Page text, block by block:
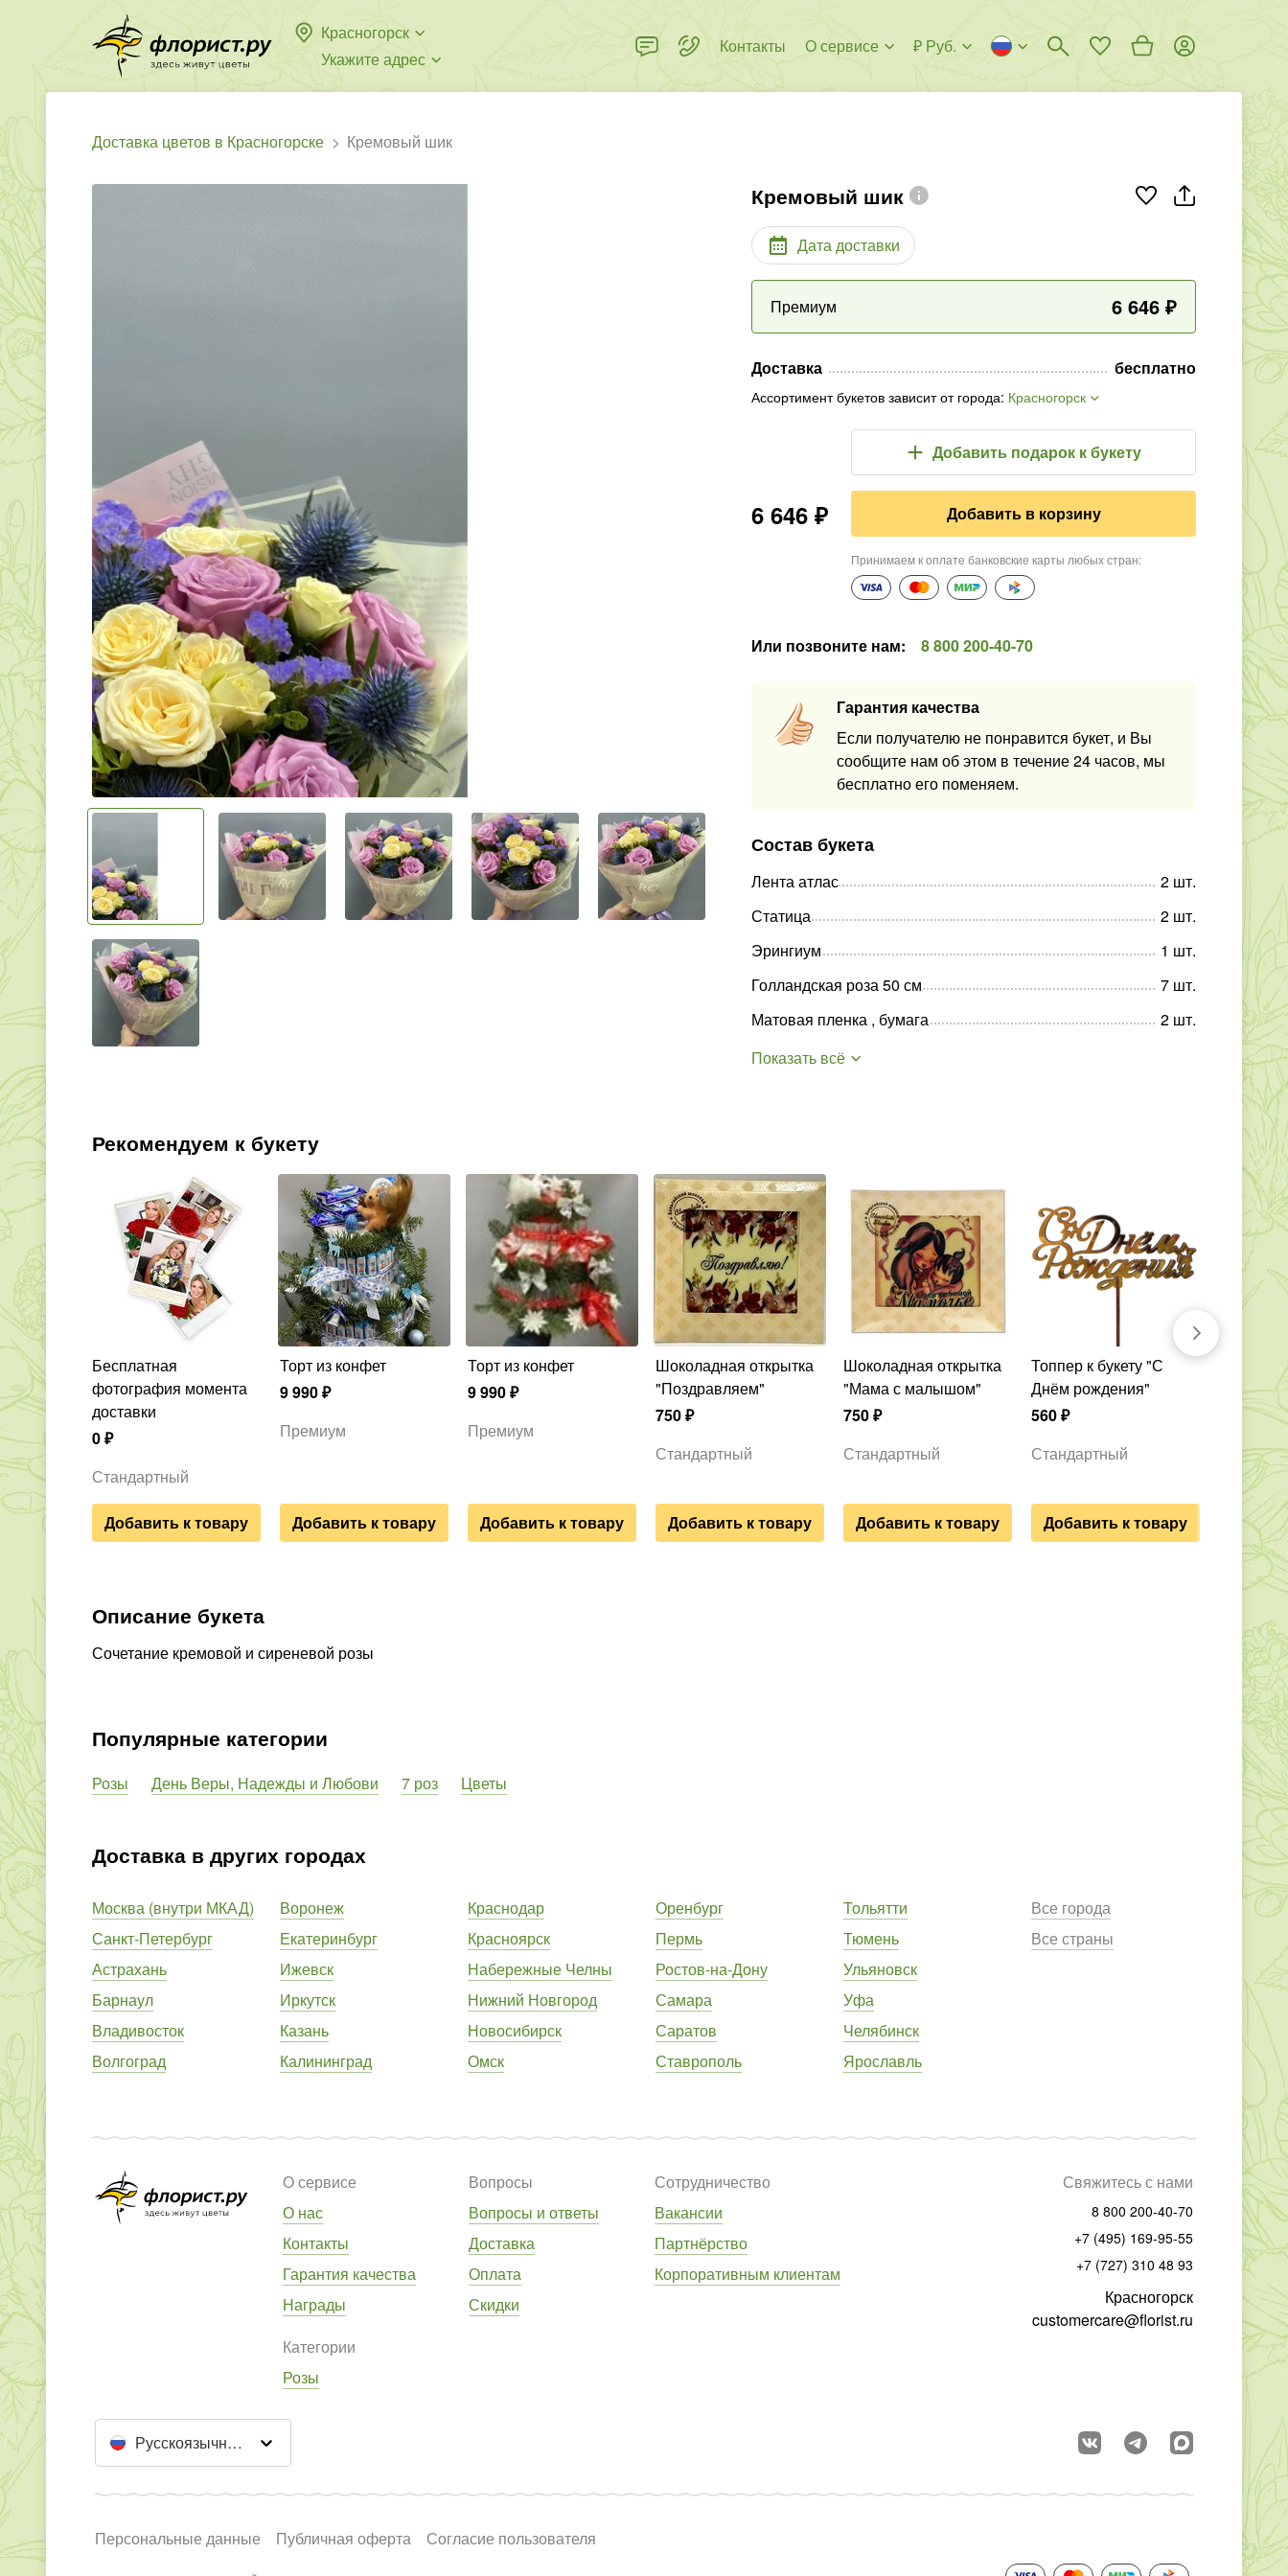
Красногорск
Укажите адрес
Контакты О сервисе ₽ Руб.
Доставка цветов в Красногорске Кремовый шик
Кремовый шик
Дата доставки
Премиум 6 646 ₽
Доставка бесплатно
Ассортимент букетов зависит от города: Красногорск
6 646 ₽
Добавить подарок к букету
Добавить в корзину
Принимаем к оплате банковские карты любых стран:
Или позвоните нам: 8 800 200-40-70
Гарантия качества
Если получателю не понравится букет, и Вы
сообщите нам об этом в течение 24 часов, мы
бесплатно его поменяем.
Состав букета
Лента атлас 2 шт.
Статица
2 шт.
Эрингиум
1 шт.
Голландская роза 50 см
7 шт.
Матовая пленка , бумага
2 шт.
Показать всё
Рекомендуем к букету
Бесплатная
фотография момента
доставки
0₽
Стандартный
Добавить к товару
Торт из конфет
9 990₽
Премиум
Добавить к товару
Торт из конфет
9 990₽
Премиум
Добавить к товару
Шоколадная открытка
"Поздравляем"
750₽
Стандартный
Добавить к товару
Шоколадная открытка
"Мама с малышом"
750₽
Стандартный
Добавить к товару
Топпер к букету "С
Днём рождения"
560₽
Стандартный
Добавить к товару
5 990₽
Описание букета
Сочетание кремовой и сиреневой розы
Популярные категории
Розы День Веры, Надежды и Любови 7 роз Цветы
Доставка в других городах
Москва (внутри МКАД)
Санкт-Петербург
Астрахань
Барнаул
Владивосток
Волгоград
Воронеж
Екатеринбург
Ижевск
Иркутск
Казань
Калининград
Краснодар
Красноярск
Набережные Челны
Нижний Новгород
Новосибирск
Омск
Оренбург
Пермь
Ростов-на-Дону
Самара
Саратов
Ставрополь
Тольятти
Тюмень
Ульяновск
Уфа
Челябинск
Ярославль
Все города
Все страны
О сервисе
О нас
Контакты
Гарантия качества
Награды
Вопросы
Вопросы и ответы
Доставка
Оплата
Скидки
Сотрудничество
Вакансии
Партнёрство
Корпоративным клиентам
Категории
Розы
Свяжитесь с нами
8 800 200-40-70
+7 (495) 169-95-55
+7 (727) 310 48 93
Красногорск
customercare@florist.ru
Русскоязычный сайт
Персональные данные Публичная оферта Согласие пользователя